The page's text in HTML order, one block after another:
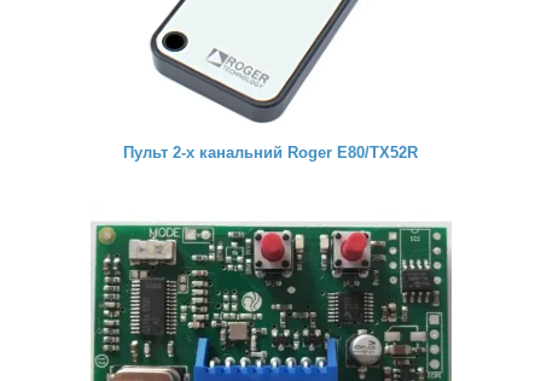
Пульт 2-х канальний Roger E80/ТХ52R